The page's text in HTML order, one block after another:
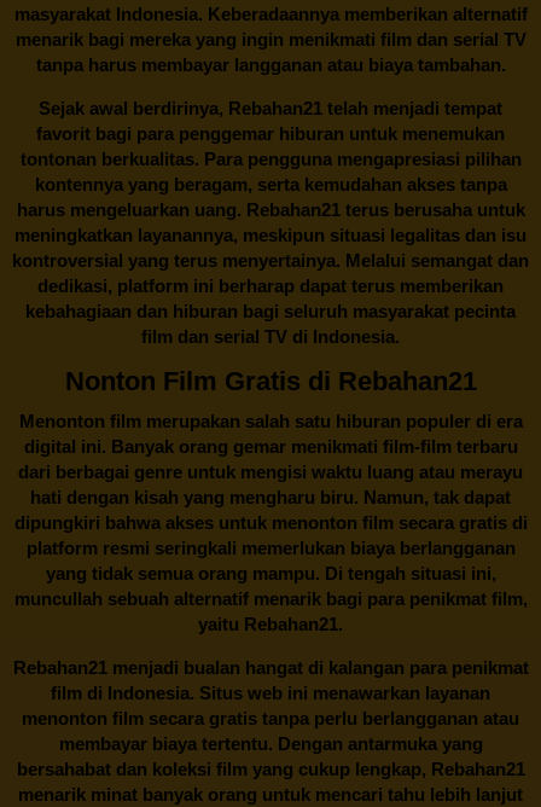
masyarakat Indonesia. Keberadaannya memberikan alternatif
menarik bagi mereka yang ingin menikmati film dan serial TV
tanpa harus membayar langganan atau biaya tambahan.
Sejak awal berdirinya, Rebahan21 telah menjadi tempat
favorit bagi para penggemar hiburan untuk menemukan
tontonan berkualitas. Para pengguna mengapresiasi pilihan
kontennya yang beragam, serta kemudahan akses tanpa
harus mengeluarkan uang. Rebahan21terus berusaha untuk
meningkatkan layanannya, meskipun situasi legalitas dan isu
kontroversial yang terus menyertainya. Melalui semangat dan
dedikasi, platform ini berharap dapat terus memberikan
kebahagiaan dan hiburan bagi seluruh masyarakat pecinta
film dan serial TV di Indonesia.
Nonton Film Gratis di Rebahan21
Menonton film merupakan salah satu hiburan populer di era
digital ini. Banyak orang gemar menikmati film-film terbaru
dari berbagai genre untuk mengisi waktu luang atau merayu
hati dengan kisah yang mengharu biru. Namun, tak dapat
dipungkiri bahwa akses untuk menonton film secara gratis di
platform resmi seringkali memerlukan biaya berlangganan
yang tidak semua orang mampu. Di tengah situasi ini,
muncullah sebuah alternatif menarik bagi para penikmat film,
yaitu Rebahan21.
Rebahan21menjadi bualan hangat di kalangan para penikmat
film di Indonesia. Situs web ini menawarkan layanan
menonton film secara gratis tanpa perlu berlangganan atau
membayar biaya tertentu. Dengan antarmuka yang
bersahabat dan koleksi film yang cukup lengkap, Rebahan21
menarik minat banyak orang untuk mencari tahu lebih lanjut